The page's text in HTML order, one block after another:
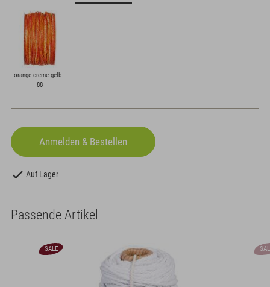
orange-creme-gelb -
88
Auf Lager
Passende Artikel
SALE